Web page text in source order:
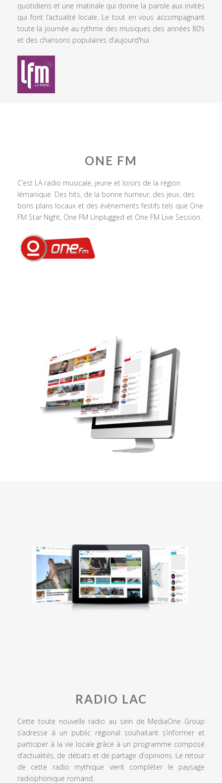
quotidiens et une matinale qui donne la parole aux invités
qui font l’actualité locale. Le tout en vous accompagnant
toute la journée au rythme des musiques des années 80’s
et des chansons populaires d’aujourd’hui.
ONE FM
C’est LA radio musicale, jeune et loisirs de la région
lémanique. Des hits, de la bonne humeur, des jeux, des
bons plans locaux et des événements festifs tels que One
FM Star Night, One FM Unplugged et One FM Live Session.
RADIO LAC
Cette toute nouvelle radio au sein de MediaOne Group
s’adresse à un public régional souhaitant s’informer et
participer à la vie locale grâce à un programme composé
d’actualités, de débats et de partage d’opinions. Le retour
de cette radio mythique vient compléter le paysage
radiophonique romand.